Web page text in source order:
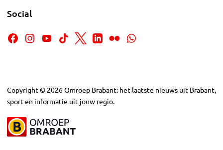
Social
Copyright © 2026Omroep Brabant: het laatste nieuws uit Brabant,
sport en informatie uit jouw regio.